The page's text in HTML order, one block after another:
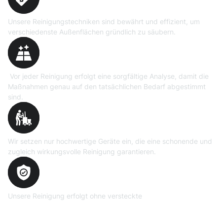
Unsere Reinigungstechniken sind bewährt und effizient, um
verschiedenste Außenflächen gründlich zu säubern.
Vor jeder Reinigung erfolgt eine sorgfältige Analyse, damit die
Maßnahmen genau auf den tatsächlichen Bedarf abgestimmt
sind.
Wir setzen nur hochwertige Geräte ein, die eine schonende und
zugleich wirkungsvolle Reinigung garantieren.
Unsere Reinigung erfolgt ohne versteckte